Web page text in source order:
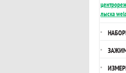
лыска